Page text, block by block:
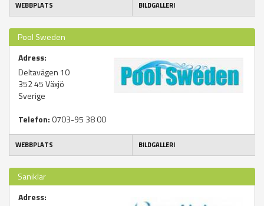
WEBBPLATS BILDGALLERI
Pool Sweden
Adress:
Deltavägen 10
352 45Växjö
Sverige
Telefon: 0703-95 38 00
WEBBPLATS BILDGALLERI
Saniklar
Adress: